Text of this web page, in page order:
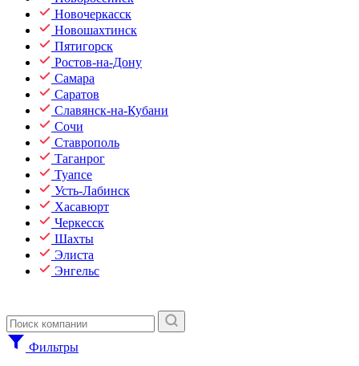
Новочеркасск
Новошахтинск
Пятигорск
Ростов-на-Дону
Самара
Саратов
Славянск-на-Кубани
Сочи
Ставрополь
Таганрог
Туапсе
Усть-Лабинск
Хасавюрт
Черкесск
Шахты
Элиста
Энгельс
Фильтры